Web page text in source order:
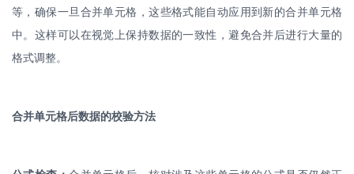
等，确保一旦合并单元格，这些格式能自动应用到新的合并单元格
中。这样可以在视觉上保持数据的一致性，避免合并后进行大量的
格式调整。
合并单元格后数据的校验方法